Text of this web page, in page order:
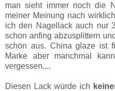
man sieht immer noch die
meiner Meinung nach
ich den Nagellack auch nur
schon anfing abzusplittern
schön aus. China glaze ist
Marke aber manchmal
vergessen....
Diesen Lack würde ich